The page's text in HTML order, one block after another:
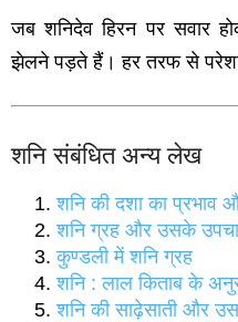
जब शनिदेव हिरन पर सवार
झेलने पड़ते हैं। हर तरफ से
शनि संबंधित अन्‍य लेख
शनि की दशा का प्रभाव
शनि ग्रह और उसके
कुण्‍डली में शनि ग्रह
शनि : लाल किताब के
शनि की साढ़ेसाती और